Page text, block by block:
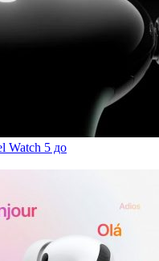
Watch 5 до